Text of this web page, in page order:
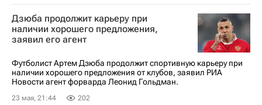
Акрон (Тольятти)
Зенит
Ротор
РПЛ 2026-2027 (Чемпионат России по футболу)
Суперкубок России по футболу
Дзюба продолжит карьеру при
наличии хорошего предложения,
заявил его агент
Футболист Артем Дзюба продолжит спортивную карьеру при
наличии хорошего предложения от клубов, заявил РИА
Новости агент форварда Леонид Гольдман.
23 мая, 21:44 202